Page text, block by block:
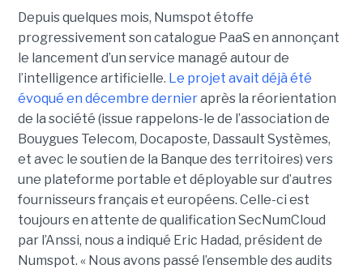
Depuis quelques mois, Numspot étoffe
progressivement son catalogue PaaS en annonçant
le lancement d’un service managé autour de
l’intelligence artificielle. Le projet avait déjà été
évoqué en décembre dernieraprès la réorientation
de la société (issue rappelons-le de l’association de
Bouygues Telecom, Docaposte, Dassault Systèmes,
et avec le soutien de la Banque des territoires) vers
une plateforme portable et déployable sur d’autres
fournisseurs français et européens. Celle-ci est
toujours en attente de qualification SecNumCloud
par l’Anssi, nous a indiqué Eric Hadad, président de
Numspot. « Nous avons passé l’ensemble des audits